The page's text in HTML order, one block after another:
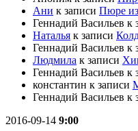
Ани к записи Пюре из
Геннадий Васильев к
Наталья к записи
Геннадий Васильев к
Людмила к записи
Геннадий Васильев к
константин к записи
Геннадий Васильев к
2016-09-14 9:00